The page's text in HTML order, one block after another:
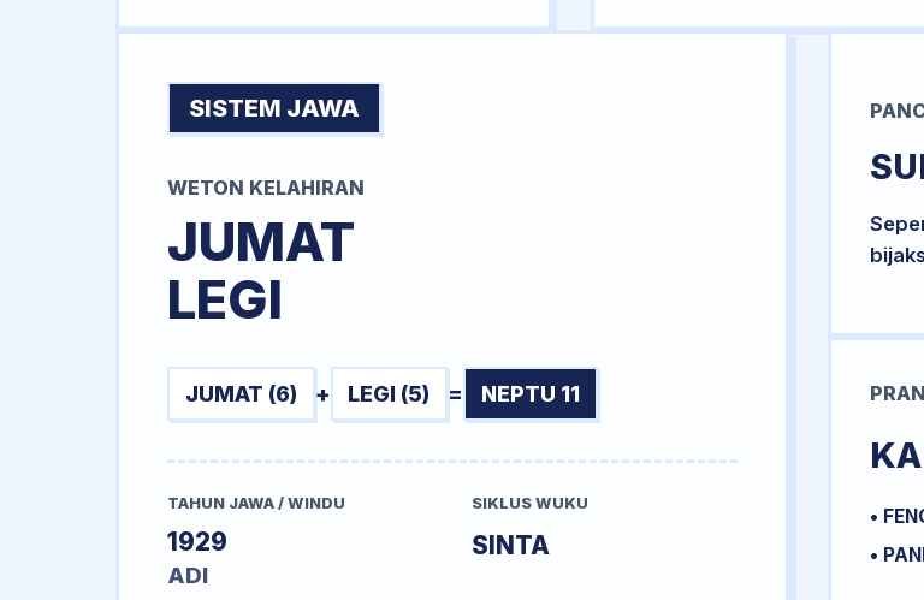
SISTEM JAWA
WETON KELAHIRAN
JUMAT
LEGI
JUMAT (6) + LEGI (5) = NEPTU 11
TAHUN JAWA / WINDU
1929
ADI
SIKLUS WUKU
SINTA
•
•